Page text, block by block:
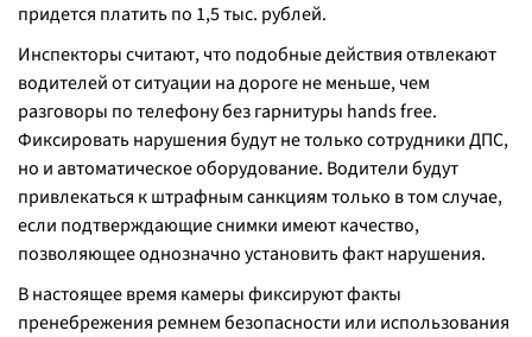
придется платить по 1,5 тыс. рублей.
Инспекторы считают, что подобные действия отвлекают
водителей от ситуации на дороге не меньше, чем
разговоры по телефону без гарнитуры hands free.
Фиксировать нарушения будут не только сотрудники ДПС,
но и автоматическое оборудование. Водители будут
привлекаться к штрафным санкциям только в том случае,
если подтверждающие снимки имеют качество,
позволяющее однозначно установить факт нарушения.
В настоящее время камеры фиксируют факты
пренебрежения ремнем безопасности или использования